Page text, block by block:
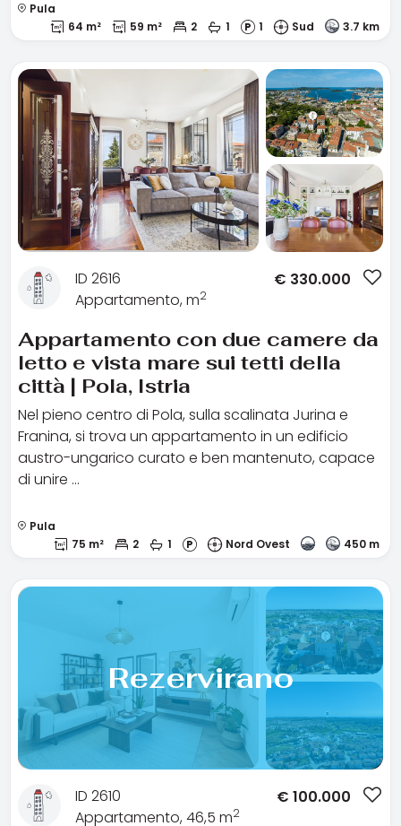
Pula
64 m²
59 m² 2 1 1 Sud 3.7 km
ID 2616
Appartamento, m2
€ 330.000
Appartamento con due camere da
letto e vista mare sui tetti della
città | Pola, Istria
Nel pieno centro di Pola, sulla scalinata Jurina e
Franina, si trova un appartamento in un edificio
austro-ungarico curato e ben mantenuto, capace
di unire …
Pula
75 m²
2 1 Nord Ovest 450 m
Rezervirano
ID 2610
Appartamento, 46,5 m2
€ 100.000